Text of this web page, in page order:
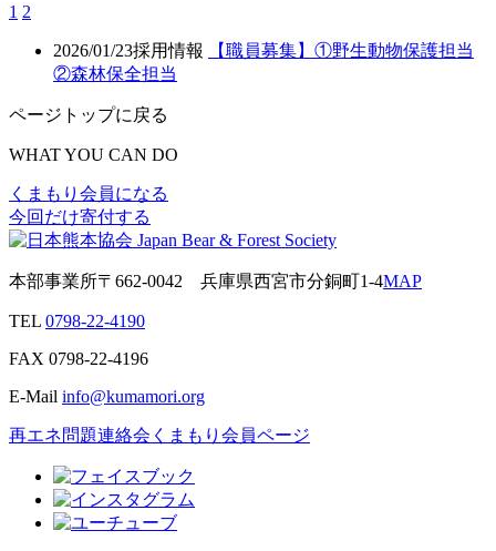
1 2
2026/01/23採用情報
【職員募集】①野生動物保護担当
②森林保全担当
ページトップに戻る
WHAT YOU CAN DO
くまもり会員になる
今回だけ寄付する
本部事業所〒662-0042 兵庫県西宮市分銅町1-4MAP
TEL 0798-22-4190
FAX 0798-22-4196
E-Mail info@kumamori.org
再エネ問題連絡会 くまもり会員ページ